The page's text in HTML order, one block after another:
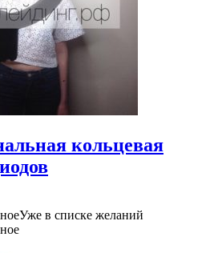
кольцевая
Уже в списке желаний